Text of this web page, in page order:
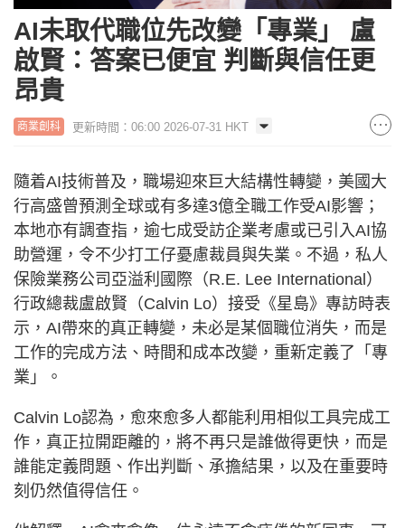
AI未取代職位先改變「專業」 盧
啟賢：答案已便宜 判斷與信任更
昂貴
商業創科 更新時間：06:00 2026-07-31 HKT
隨着AI技術普及，職場迎來巨大結構性轉變，美國大
行高盛曾預測全球或有多達3億全職工作受AI影響；
本地亦有調查指，逾七成受訪企業考慮或已引入AI協
助營運，令不少打工仔憂慮裁員與失業。不過，私人
保險業務公司亞溢利國際（R.E. Lee International）
行政總裁盧啟賢（Calvin Lo）接受《星島》專訪時表
示，AI帶來的真正轉變，未必是某個職位消失，而是
工作的完成方法、時間和成本改變，重新定義了「專
業」。
Calvin Lo認為，愈來愈多人都能利用相似工具完成工
作，真正拉開距離的，將不再只是誰做得更快，而是
誰能定義問題、作出判斷、承擔結果，以及在重要時
刻仍然值得信任。